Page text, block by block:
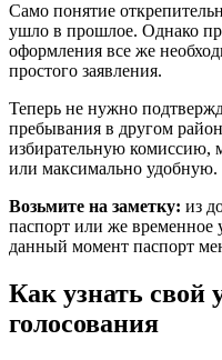
Само понятие
ушло в прошлое. Однако
оформления все же
простого заявления.
Теперь не нужно
пребывания в другом
избирательную
или максимально удобную.
Возьмите на заметку: из
паспорт или же временное
данный момент паспорт
Как узнать свой
голосования